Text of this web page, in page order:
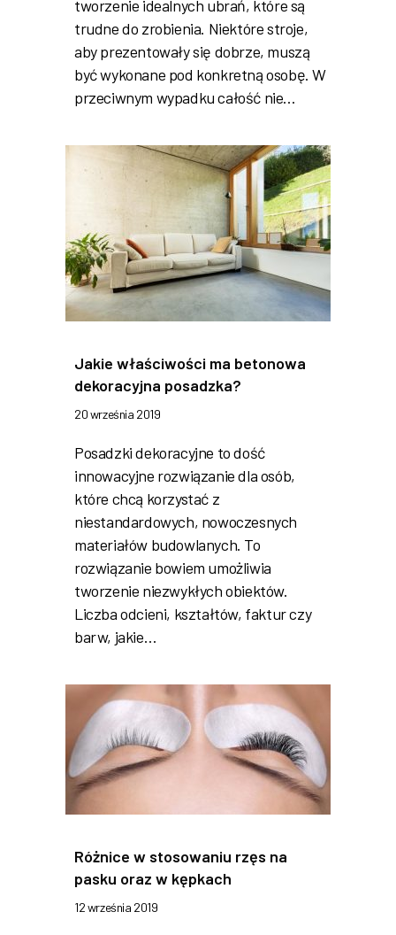
tworzenie idealnych ubrań, które są
trudne do zrobienia. Niektóre stroje,
aby prezentowały się dobrze, muszą
być wykonane pod konkretną osobę. W
przeciwnym wypadku całość nie…
Jakie właściwości ma betonowa
dekoracyjna posadzka?
20 września 2019
Posadzki dekoracyjne to dość
innowacyjne rozwiązanie dla osób,
które chcą korzystać z
niestandardowych, nowoczesnych
materiałów budowlanych. To
rozwiązanie bowiem umożliwia
tworzenie niezwykłych obiektów.
Liczba odcieni, kształtów, faktur czy
barw, jakie…
Różnice w stosowaniu rzęs na
pasku oraz w kępkach
12 września 2019